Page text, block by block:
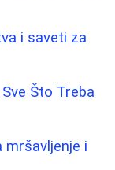
i saveti za
Što Treba
mršavljenje i